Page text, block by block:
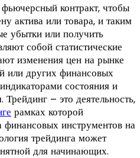
контракт, чтобы
актива или товара, и таким
убытки или получить
собой статистические
изменения цен на рынке
или других финансовых
состояния и
– это деятельность,
рамках которой
инструментов на
трейдинга может
для начинающих.